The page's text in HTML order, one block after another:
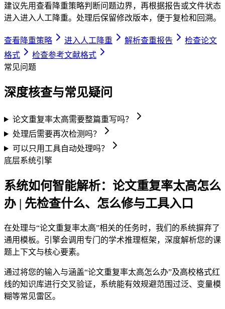
建议先用查看降重策略判断问题边界，再根据报告或文件状态
进入进入人工降重。处理后保留修改版本，便于复检和回溯。
查看降重策略 进入人工降重 解析查重报告
检查论文
格式
检查参考文献格式
常见问题
深度核查与常见疑问
论文重复率太高需要整篇重写吗？
处理后需要再次检测吗？
可以只用工具自动处理吗？
底层系统引擎
系统如何智能解析：论文重复率太高怎么
办 | 先检查什么、怎么修与工具入口
在处理与“论文重复率太高”相关的任务时，我们的系统摒弃了
通用模板。引擎会调用专门的学术推理框架，深度解析您的课
题上下文与核心要素。
通过将您的输入与涵盖“论文重复率太高怎么办”及高校格式红
线的知识库进行交叉验证，系统能有效规避范围过泛、变量模
糊等常见雷区。